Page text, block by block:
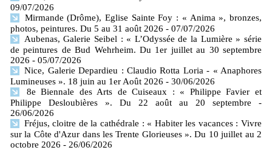
09/07/2026
Mirmande (Drôme), Eglise Sainte Foy : « Anima », bronzes,
photos, peintures. Du 5 au 31 août 2026 - 07/07/2026
Aubenas, Galerie Seibel : « L’Odyssée de la Lumière » série
de peintures de Bud Wehrheim. Du 1er juillet au 30 septembre
2026 - 05/07/2026
Nice, Galerie Depardieu : Claudio Rotta Loria - « Anaphores
Lumineuses ». 18 juin au 1er Août 2026 - 30/06/2026
8e Biennale des Arts de Cuiseaux : « Philippe Favier et
Philippe Desloubières ». Du 22 août au 20 septembre
-
26/06/2026
Fréjus, cloitre de la cathédrale : « Habiter les vacances : Vivre
sur la Côte d'Azur dans les Trente Glorieuses ». Du 10 juillet au 2
octobre 2026 - 26/06/2026